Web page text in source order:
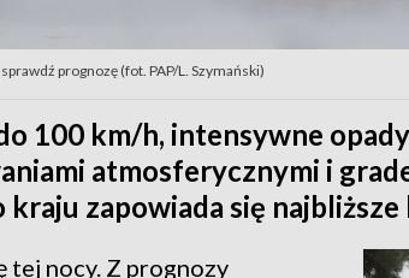
prognozę (fot. PAP/L. Szymański)
100 km/h, intensywne
atmosferycznymi i
kraju zapowiada się
tej nocy. Z prognozy